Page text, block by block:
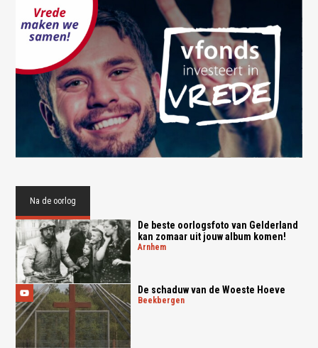
Na de oorlog
De beste oorlogsfoto van Gelderland
kan zomaar uit jouw album komen!
arnhem
De schaduw van de Woeste Hoeve
beekbergen